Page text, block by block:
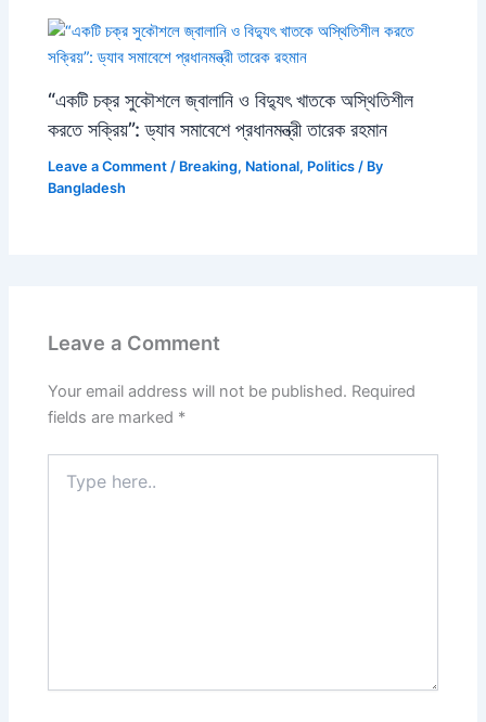
“একটি চক্র সুকৌশলে জ্বালানি ও বিদ্যুৎ খাতকে অস্থিতিশীল
করতে সক্রিয়”: ড্যাব সমাবেশে প্রধানমন্ত্রী তারেক রহমান
Leave a Comment / Breaking, National, Politics / By
Bangladesh
Leave a Comment
Your email address will not be published. Required
fields are marked *
here..